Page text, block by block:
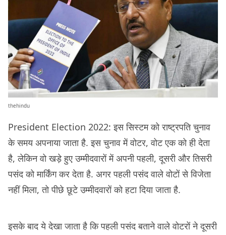
thehindu
President Election 2022: इस सिस्टम को राष्ट्रपति चुनाव
के समय अपनाया जाता है. इस चुनाव में वोटर, वोट एक को ही देता
है, लेकिन वो खड़े हुए उम्मीदवारों में अपनी पहली, दूसरी और तिसरी
पसंद को मार्किंग कर देता है. अगर पहली पसंद वाले वोटों से विजेता
नहीं मिला, तो पीछे छूटे उम्मीदवारों को हटा दिया जाता है.
इसके बाद ये देखा जाता है कि पहली पसंद बताने वाले वोटरों ने दूसरी